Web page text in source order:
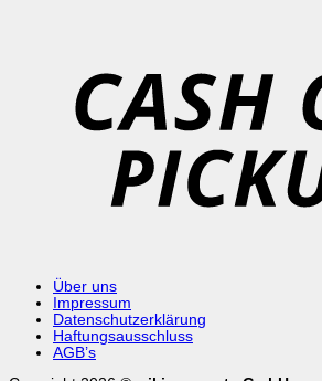
Über uns
Impressum
Datenschutzerklärung
Haftungsausschluss
AGB’s